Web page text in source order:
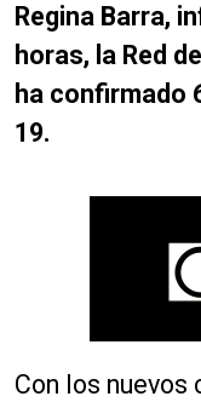
Regina Barra,
horas, la Red
ha confirmado
19.
Con los nuevos